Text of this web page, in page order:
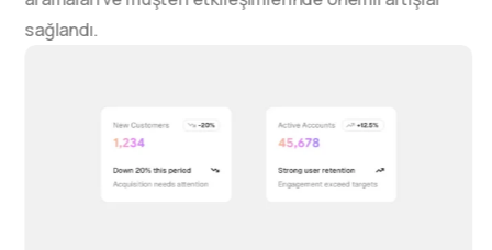
sağlandı.